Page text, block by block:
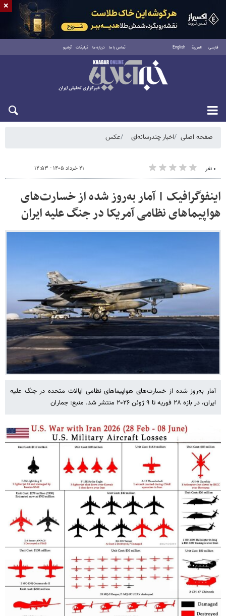
فارسی العربية English تماس با ما درباره ما تبلیغات آرشیو
یکشنبه ۱۸ مرداد ۱۴۰۵
صفحه اصلی اخبار چندرسانه‌ای عکس
۰ نفر ۲۱ خرداد ۱۴۰۵ - ۱۲:۵۳
اینفوگرافیک | آمار به‌روز شده از خسارت‌های
هواپیماهای نظامی آمریکا در جنگ علیه ایران
آمار به‌روز شده از خسارت‌های هواپیماهای نظامی ایالات متحده در جنگ علیه
ایران، در بازه ۲۸ فوریه تا ۹ ژوئن ۲۰۲۶ منتشر شد. منبع: جماران
×